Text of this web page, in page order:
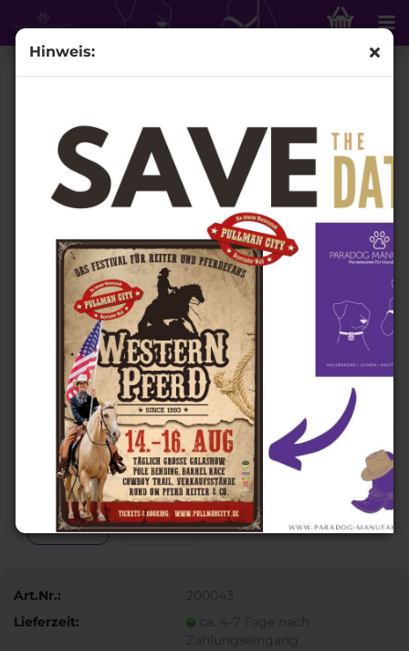
Hinweis:
Acrylperle Silber Ø 8mm
Art.Nr.:
200043
Lieferzeit:
ca. 4-7 Tage nach
Zahlungseingang